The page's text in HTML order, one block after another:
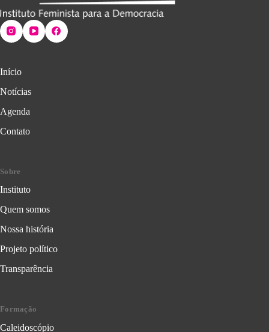
Início
Notícias
Agenda
Contato
Sobre
Instituto
Quem somos
Nossa história
Projeto político
Transparência
Formação
Caleidoscópio